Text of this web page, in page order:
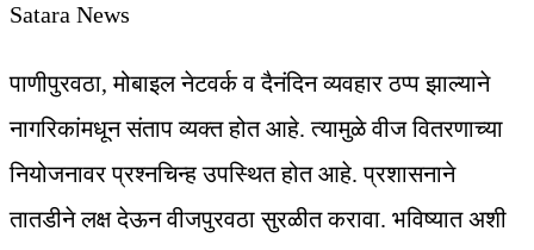
Satara News
पाणीपुरवठा, मोबाइल नेटवर्क व दैनंदिन व्यवहार ठप्प झाल्याने
नागरिकांमधून संताप व्यक्त होत आहे. त्यामुळे वीज वितरणाच्या
नियोजनावर प्रश्नचिन्ह उपस्थित होत आहे. प्रशासनाने
तातडीने लक्ष देऊन वीजपुरवठा सुरळीत करावा. भविष्यात अशी